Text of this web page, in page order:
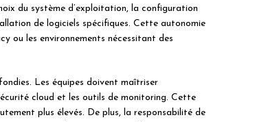
du système d’exploitation, la configuration
de logiciels spécifiques. Cette autonomie
ou les environnements nécessitant des
Les équipes doivent maîtriser
cloud et les outils de monitoring. Cette
plus élevés. De plus, la responsabilité de